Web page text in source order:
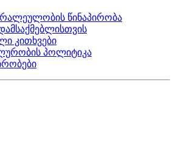
წინაპირობა
კითხვები
პოლიტიკა